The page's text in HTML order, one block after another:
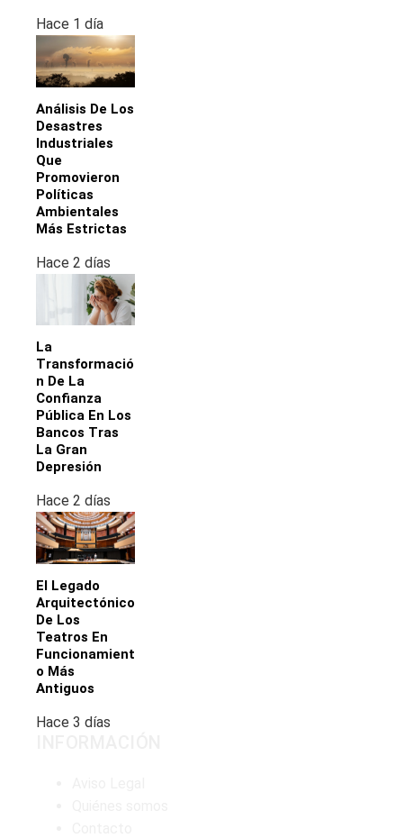
Hace 1 día
Análisis De Los
Desastres
Industriales
Que
Promovieron
Políticas
Ambientales
Más Estrictas
Hace 2 días
La
Transformació
N De La
Confianza
Pública En Los
Bancos Tras
La Gran
Depresión
Hace 2 días
El Legado
Arquitectónico
De Los
Teatros En
Funcionamient
O Más
Antiguos
Hace 3 días